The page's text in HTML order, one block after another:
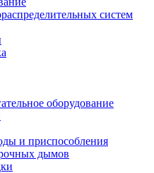
систем
оборудование
и приспособления
дымов